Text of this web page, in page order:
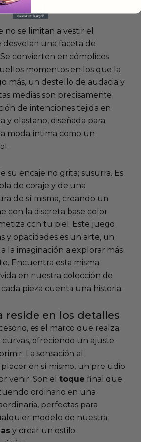
no se limitan a vestir el
desvelan una faceta de
convierten en cómplices
momentos en los que la
más, un destello de audacia y
medias son precisamente
de intenciones tejida en
y elastano, diseñada para
moda íntima como un
su encaje no grita; susurra. Es
de coraje y de una
de sí misma, creando un
con la discreta base color
con tu piel. Este juego
y opacidades es un arte, un
la imaginación a explorar más
Encuentra esta misma
en nuestra colección de
pieza cuenta una historia.
reside en los detalles
es el marco que realza
curvas, ofreciendo un ajuste
La sensación al
placer en sí mismo, un preludio
venir. Son eltoque final que
ordinario en una
perfectas para
modelo de nuestra
y crear un estilo